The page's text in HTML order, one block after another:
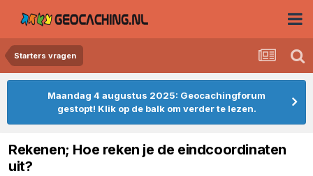
Starters vragen
Maandag 4 augustus 2025: Geocachingforum
gestopt! Klik op de balk om verder te lezen.
Rekenen; Hoe reken je de eindcoordinaten
uit?